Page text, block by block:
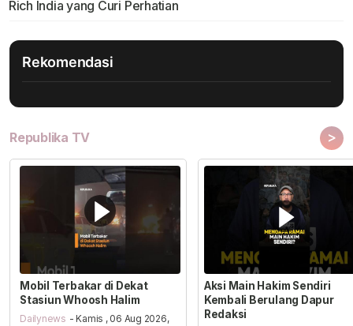
Rich India yang Curi Perhatian
Rekomendasi
Republika TV >
Mobil Terbakar di Dekat
Stasiun Whoosh Halim
Dailynews - Kamis , 06 Aug 2026,
Aksi Main Hakim Sendiri
Kembali Berulang Dapur
Redaksi